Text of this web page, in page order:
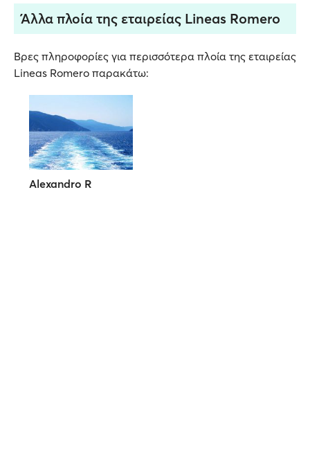
Άλλα πλοία της εταιρείας Lineas Romero
Βρες πληροφορίες για περισσότερα πλοία της εταιρείας
Lineas Romero παρακάτω:
Alexandro R